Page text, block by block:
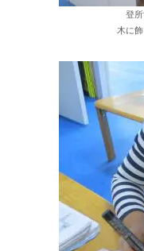
登
木に